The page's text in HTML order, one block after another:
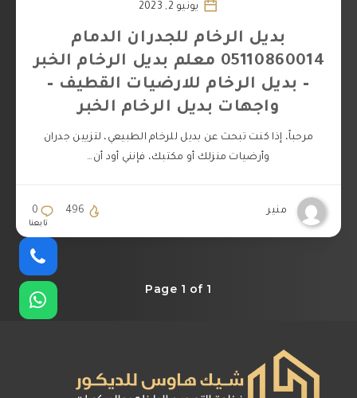
يونيو 2, 2023
بديل الرخام للجدران الدمام
05110860014 معلم بديل الرخام الخبر
– بديل الرخام للارضيات القطيف –
واجهات بديل الرخام الخبر
مرحباً، إذا كنت تبحث عن بديل للرخام الطبيعي، لتزيين جدران
وأرضيات منزلك أو مكتبك، فإنني أود أن…
منير 0 496
Page 1 of 1
تابعنا